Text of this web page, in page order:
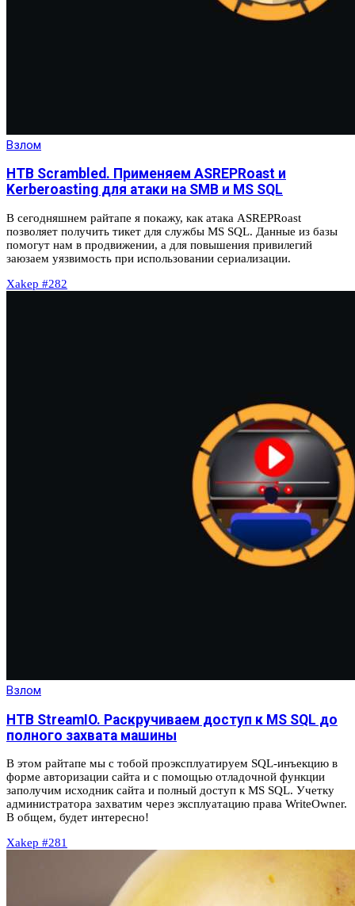
Взлом
HTB Scrambled. Применяем ASREPRoast и
Kerberoasting для атаки на SMB и MS SQL
В сегодняшнем райтапе я покажу, как атака ASREPRoast
позволяет получить тикет для службы MS SQL. Данные из базы
помогут нам в продвижении, а для повышения привилегий
заюзаем уязвимость при использовании сериализации.
Xakep #282
Взлом
HTB StreamIO. Раскручиваем доступ к MS SQL до
полного захвата машины
В этом райтапе мы с тобой проэксплуатируем SQL-инъекцию в
форме авторизации сайта и с помощью отладочной функции
заполучим исходник сайта и полный доступ к MS SQL. Учетку
администратора захватим через эксплуатацию права WriteOwner.
В общем, будет интересно!
Xakep #281